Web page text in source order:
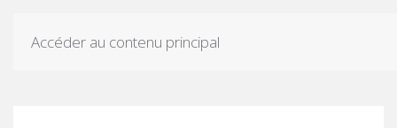
Accéder au contenu principal